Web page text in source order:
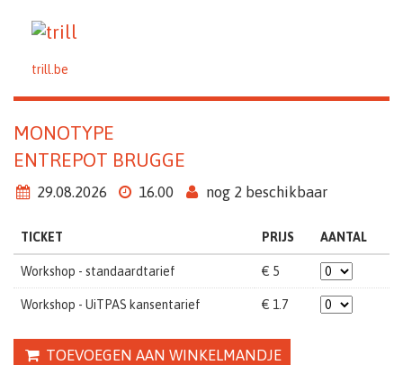
trill.be
MONOTYPE
ENTREPOT BRUGGE
29.08.2026 16.00 nog 2 beschikbaar
TICKET PRIJS AANTAL
Workshop - standaardtarief € 5
Workshop - UiTPAS kansentarief € 1.7
TOEVOEGEN AAN WINKELMANDJE